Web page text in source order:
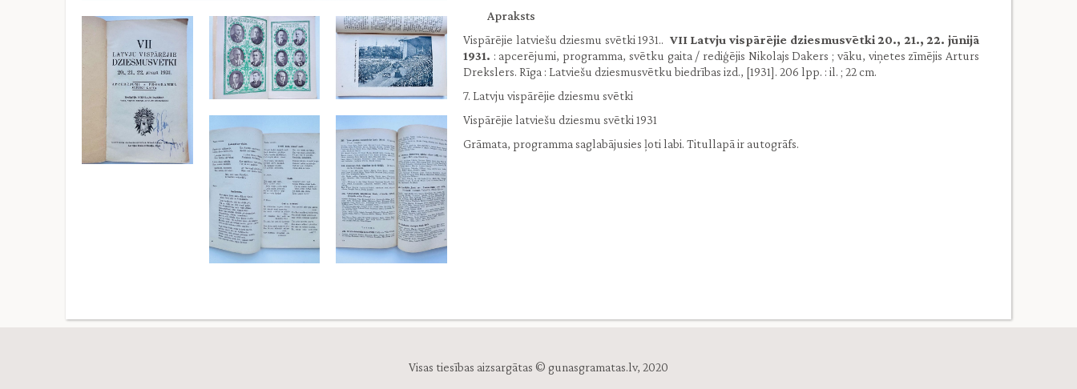
Apraksts
Vispārējie latviešu dziesmu svētki 1931.. VII Latvju vispārējie dziesmusvētki 20., 21., 22. jūnijā
1931. : apcerējumi, programma, svētku gaita / rediģējis Nikolajs Dakers ; vāku, viņetes zīmējis Arturs
Drekslers. Rīga : Latviešu dziesmusvētku biedrības izd., [1931]. 206 lpp. : il. ; 22 cm.
7. Latvju vispārējie dziesmu svētki
Vispārējie latviešu dziesmu svētki 1931
Grāmata, programma saglabājusies ļoti labi. Titullapā ir autogrāfs.
Visas tiesības aizsargātas © gunasgramatas.lv, 2020